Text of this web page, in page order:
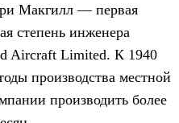
Макгилл — первая
степень инженера
Aircraft Limited. К 1940
производства местной
производить более